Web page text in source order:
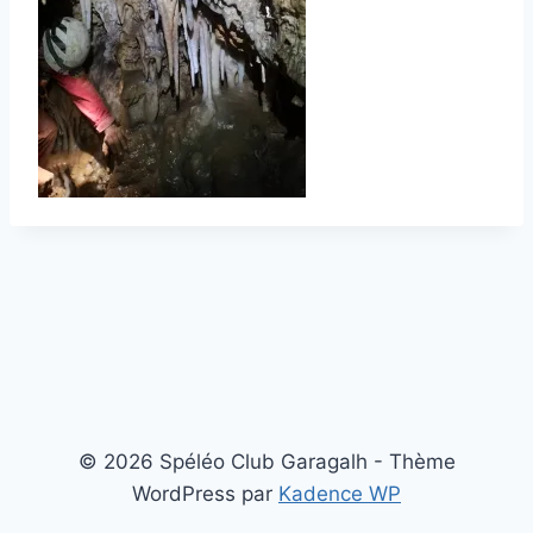
© 2026 Spéléo Club Garagalh - Thème
WordPress par Kadence WP